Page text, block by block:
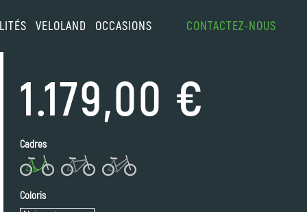
VELOLAND OCCASIONS CONTACTEZ-NOUS
1.179,00 €
Cadres
Coloris